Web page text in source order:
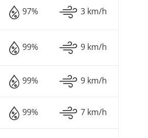
97% 3 km/h
99% 9 km/h
99% 9 km/h
99% 7 km/h